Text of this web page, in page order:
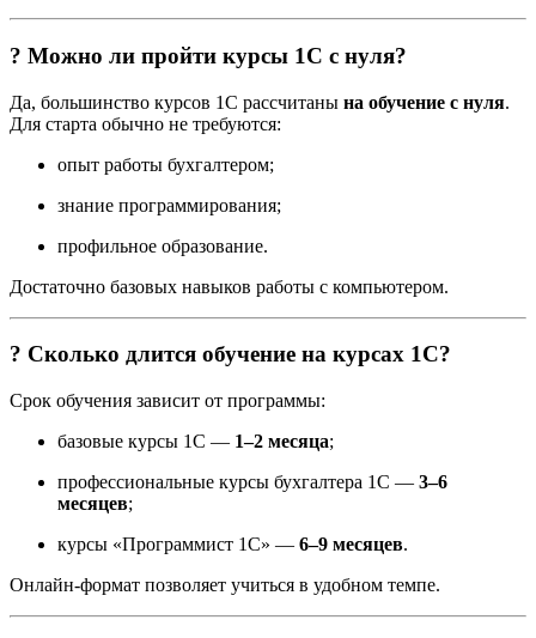
? Можно ли пройти курсы 1С с нуля?
Да, большинство курсов 1С рассчитаны на обучение с нуля.
Для старта обычно не требуются:
опыт работы бухгалтером;
знание программирования;
профильное образование.
Достаточно базовых навыков работы с компьютером.
? Сколько длится обучение на курсах 1С?
Срок обучения зависит от программы:
базовые курсы 1С — 1–2 месяца;
профессиональные курсы бухгалтера 1С — 3–6
месяцев;
курсы «Программист 1С» — 6–9 месяцев.
Онлайн-формат позволяет учиться в удобном темпе.